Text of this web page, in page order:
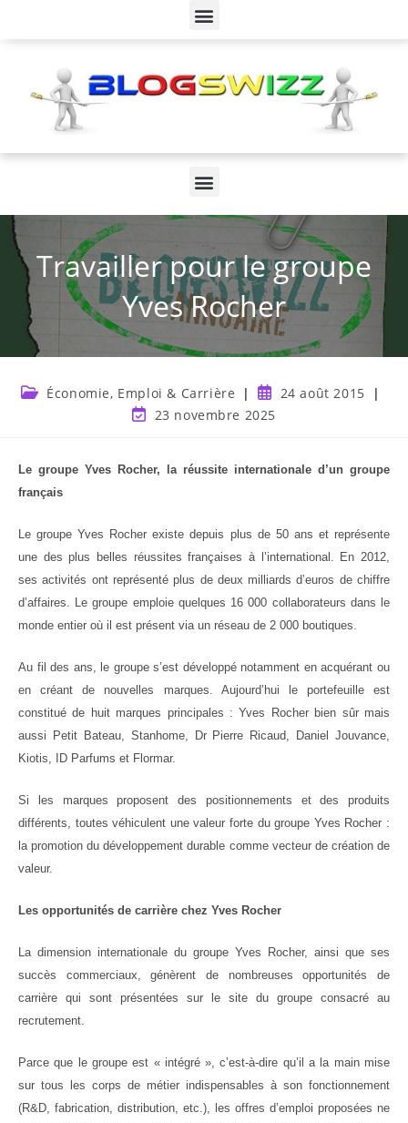
Travailler pour le groupe
Yves Rocher
Économie, Emploi & Carrière
24 août 2015
23 novembre 2025
Le groupe Yves Rocher, la réussite internationale d’un groupe
français
Le groupe Yves Rocher existe depuis plus de 50 ans et représente
une des plus belles réussites françaises à l’international. En 2012,
ses activités ont représenté plus de deux milliards d’euros de chiffre
d’affaires. Le groupe emploie quelques 16 000 collaborateurs dans le
monde entier où il est présent via un réseau de 2 000 boutiques.
Au fil des ans, le groupe s’est développé notamment en acquérant ou
en créant de nouvelles marques. Aujourd’hui le portefeuille est
constitué de huit marques principales : Yves Rocher bien sûr mais
aussi Petit Bateau, Stanhome, Dr Pierre Ricaud, Daniel Jouvance,
Kiotis, ID Parfums et Flormar.
Si les marques proposent des positionnements et des produits
différents, toutes véhiculent une valeur forte du groupe Yves Rocher :
la promotion du développement durable comme vecteur de création de
valeur.
Les opportunités de carrière chez Yves Rocher
La dimension internationale du groupe Yves Rocher, ainsi que ses
succès commerciaux, génèrent de nombreuses opportunités de
carrière qui sont présentées sur le site du groupe consacré au
recrutement.
Parce que le groupe est « intégré », c’est-à-dire qu’il a la main mise
sur tous les corps de métier indispensables à son fonctionnement
(R&D, fabrication, distribution, etc.), les offres d’emploi proposées ne